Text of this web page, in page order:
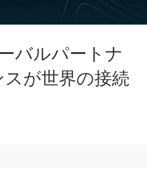
バルパートナ
が世界の接続